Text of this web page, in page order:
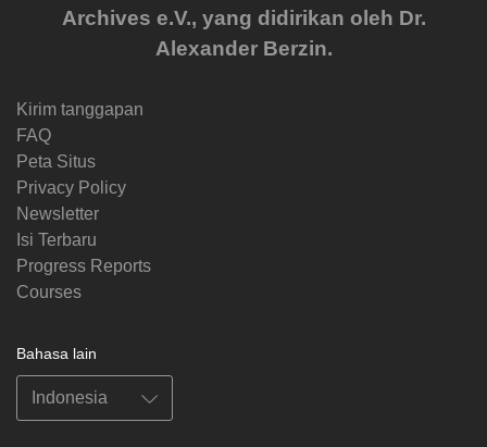
Archives e.V., yang didirikan oleh Dr.
Alexander Berzin.
Kirim tanggapan
FAQ
Peta Situs
Privacy Policy
Newsletter
Isi Terbaru
Progress Reports
Courses
Bahasa lain